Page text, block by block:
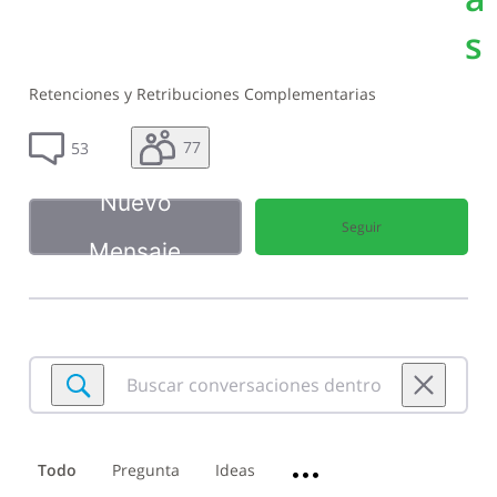
s
Retenciones y Retribuciones Complementarias
53 77
Nuevo
Mensaje
Seguir
Buscar
conversaciones
de
Retenciones
Todo Pregunta Ideas •••